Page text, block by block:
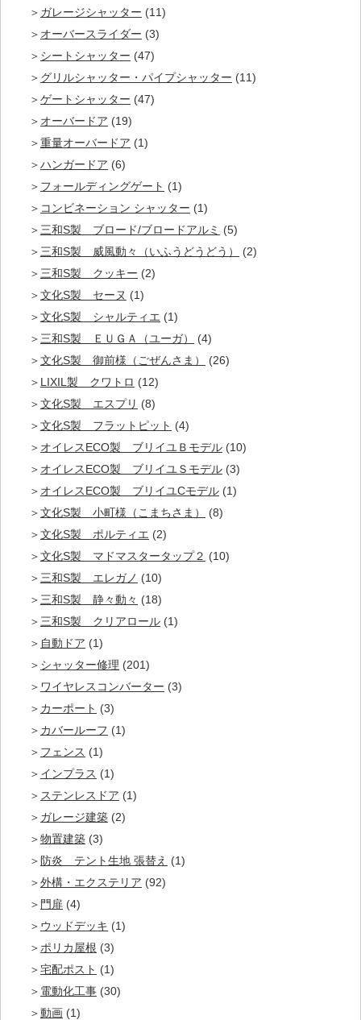
ガレージシャッター (11)
オーバースライダー (3)
シートシャッター (47)
グリルシャッター・パイプシャッター (11)
ゲートシャッター (47)
オーバードア (19)
重量オーバードア (1)
ハンガードア (6)
フォールディングゲート (1)
コンビネーション シャッター (1)
三和S製 ブロード/ブロードアルミ (5)
三和S製 威風動々（いふうどうどう）
(2)
三和S製 クッキー (2)
文化S製 セーヌ (1)
文化S製 シャルティエ (1)
三和S製 ＥＵＧＡ（ユーガ）
(4)
文化S製 御前様（ごぜんさま）
(26)
LIXIL製 クワトロ (12)
文化S製 エスプリ (8)
文化S製 フラットピット (4)
オイレスECO製 ブリイユＢモデル (10)
オイレスECO製 ブリイユＳモデル (3)
オイレスECO製 ブリイユCモデル (1)
文化S製 小町様（こまちさま）
(8)
文化S製 ポルティエ (2)
文化S製 マドマスタータップ２ (10)
三和S製 エレガノ (10)
三和S製 静々動々 (18)
三和S製 クリアロール (1)
自動ドア (1)
シャッター修理 (201)
ワイヤレスコンバーター (3)
カーポート (3)
カバールーフ (1)
フェンス (1)
インプラス (1)
ステンレスドア (1)
ガレージ建築 (2)
物置建築 (3)
防炎 テント生地 張替え (1)
外構・エクステリア (92)
門扉 (4)
ウッドデッキ (1)
ポリカ屋根 (3)
宅配ポスト (1)
電動化工事 (30)
動画 (1)